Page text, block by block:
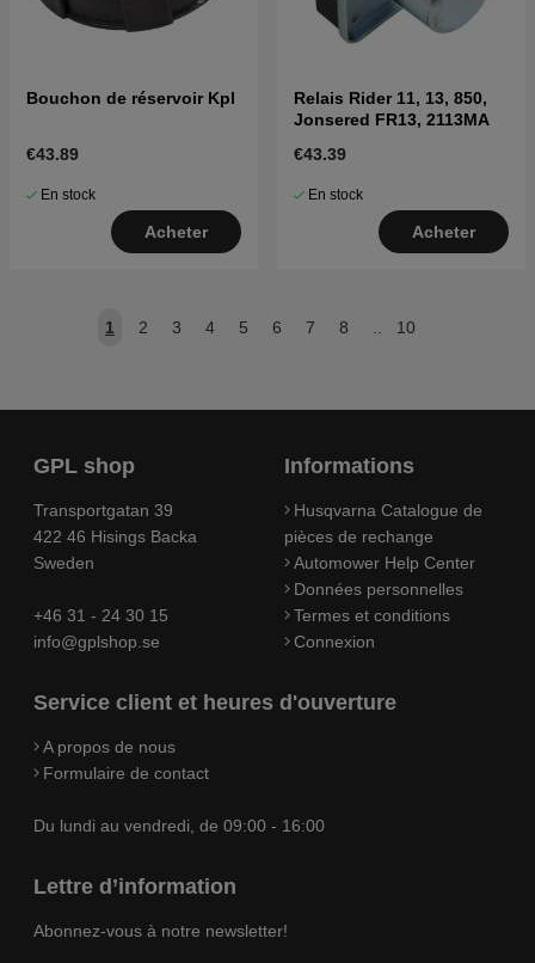
Bouchon de réservoir Kpl
€43.89
En stock
Acheter
Relais Rider 11, 13, 850,
Jonsered FR13, 2113MA
€43.39
En stock
Acheter
1 2 3 4 5 6 7 8 .. 10
GPL shop
Transportgatan 39
422 46 Hisings Backa
Sweden
+46 31 - 24 30 15
info@gplshop.se
Informations
Husqvarna Catalogue de
pièces de rechange
Automower Help Center
Données personnelles
Termes et conditions
Connexion
Service client et heures d'ouverture
A propos de nous
Formulaire de contact
Du lundi au vendredi, de 09:00 - 16:00
Lettre d’information
Abonnez-vous à notre newsletter!